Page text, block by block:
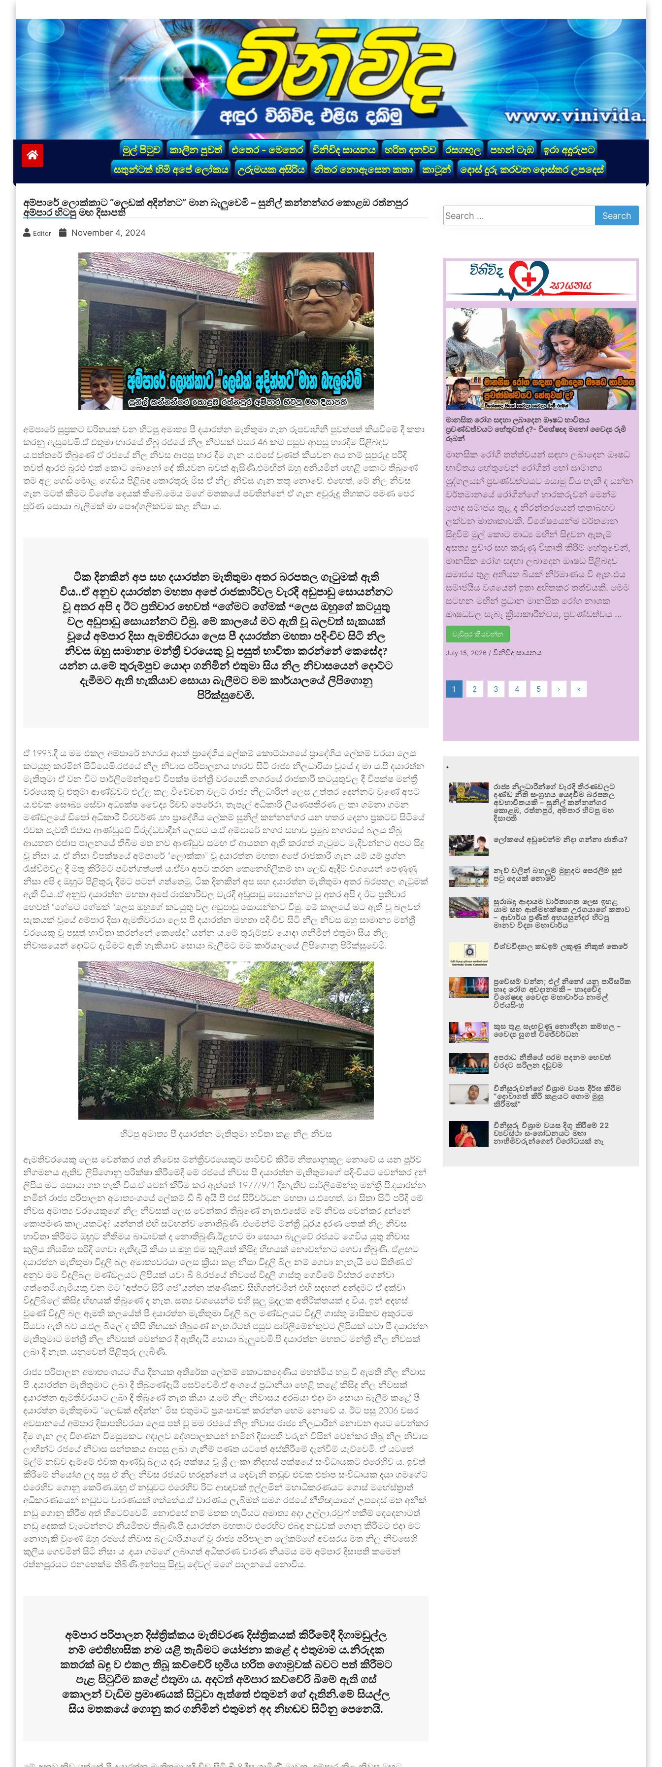
to
content
vinivida.lk
මුල් පිටුව කාලීන පුවත් එතෙර - මෙතෙර විනිවිද සායනය හරිත දනව්ව රසගඟුල පහන් ටැඹ
ඉරා අදුරුපට
සතුන්ටත් හිමි අපේ ලෝකය
උරුමයක අසිරිය නිතර නොඇසෙන කතා කාටූන් දොස් දුරු කරවන දොස්තර උපදෙස්
අම්පාරේ ලොක්කාට “ලෙඩක් අදින්නට” මාන බැලුවෙමි – සුනිල් කන්නන්ගර කොළඹ රත්නපුර
අම්පාර හිටපු මහ දිසාපති
Editor November 4, 2024
අම්පාරේ සුප්‍රකට චරිතයක් වන හිටපු අමාත්‍ය පී දයාරත්න මැතිතුමා ගැන රූපවාහිනී පුවත්පත් කියවීමේ දී කතා
කරනු ඇසුවෙමි.ඒ එතුමා භාරයේ තිබූ රජයේ නිල නිවසක් වසර 46 කට පසුව ආපසු භාරදීම පිළිබඳව
ය.පත්තරේ තිබුණේ ඒ රජයේ නිල නිවස ආපසු භාර දීම ගැන ය.එසේ වුණත් කියවන අය නම් සුපුරුදු පරිදි
තවත් ආරළු බූරළු එක් කොට බොහෝ දේ කියවන බවක් ඇසිණි.එමඟින් ඔහු අනියමින් හෙළි කොට තිබුණේ
තම අල ගෙඩි මොළ ගෙඩිය පිළිබඳ තොරතුරු මිස ඒ නිල නිවස ගැන තතු නොවේ. එහෙත්, මේ නිල නිවස
ගැන මටත් කීමට විශේෂ දෙයක් තිබේ.මෙය මගේ මතකයේ පවතින්නේ ඒ ගැන අවුරුදු තිහකට පමණ පෙර
පූර්ණ සොයා බැලීමක් මා පෞද්ගලිකවම කළ නිසා ය.
ටික දිනකින් අප සහ දයාරත්න මැතිතුමා අතර බරපතල ගැටුමක් ඇති
විය..ඒ අනුව දයාරත්න මහතා අපේ රාජකාරිවල වැරදි අඩුපාඩු සොයන්නට
වූ අතර අපි ද ඊට ප්‍රතිචාර හෙවත් “ගේමට ගේමක් “ලෙස ඔහුගේ කටයුතු
වල අඩුපාඩු සොයන්නට වීමු. මේ කාලයේ මට ඇති වූ බලවත් සැකයක්
වූයේ අම්පාර දිසා ඇමතිවරයා ලෙස පී දයාරත්න මහතා පදිංචිව සිටි නිල
නිවස ඔහු සාමාන්‍ය මන්ත්‍රී වරයෙකු වූ පසුත් භාවිතා කරන්නේ කෙසේද?
යන්න ය.මේ තුරුම්පුව යොදා ගනිමින් එතුමා සිය නිල නිවාසයෙන් දොට්ට
දැමීමට ඇති හැකියාව සොයා බැලීමට මම කාර්යාලයේ ලිපිගොනු
පිරික්සුවෙමි.
ඒ 1995,දී ය මම එකල අම්පාරේ නගරය අයත් ප්‍රාදේශීය ලේකම් කොට්ඨාශයේ ප්‍රාදේශීය ලේකම් වරයා ලෙස
කටයුතු කරමින් සිටියෙමි.රජයේ නිල නිවාස පරිපාලනය භාරව සිටි රාජ්‍ය නිලධාරියා වූයේ ද මා ය.පී දයාරත්න
මැතිතුමා ඒ වන විට පාර්ලිමේන්තුවේ විපක්ෂ මන්ත්‍රී වරයෙකි.නගරයේ රාජකාරී කටයුතුවල දී විපක්ෂ මන්ත්‍රී
වරයෙකු වූ එතුමා ආණ්ඩුවට එල්ල කල විවේචන වලට රාජ්‍ය නිලධාරීන් ලෙස උත්තර දෙන්නට වුණේ අපට
ය.එවක සෞඛ්‍ය සේවා අධ්‍යක්ෂ වෛද්‍ය රිචඩ් පෙරේරා, තැපැල් අධිකාරි ලියණපතිරණ ලංකා ගමනා ගමන
මණ්ඩලයේ ඩිපෝ අධිකාරී වීරවර්ණ ,හා ප්‍රාදේශීය ලේකම් සුනිල් කන්නන්ගර යන හතර දෙනා ප්‍රකටව සිටියේ
එවක පැවති එජාප ආණ්ඩුවේ විරුද්ධවාදීන් ලෙසට ය.ඒ අම්පාරේ නගර සභාව ප්‍රමුඛ නගරයේ බලය තිබූ
ආයතන එජාප පාලනයේ තිබීම මත නව ආණ්ඩුව සමඟ ඒ ආයතන ඇති කරගත් ගැටුමට මැදිවන්නට අපට සිදු
වූ නිසා ය. ඒ නිසා විපක්ෂයේ අම්පාරේ “ලොක්කා” වූ දයාරත්න මහතා අපේ රාජකාරි ගැන යම්‍ යම් ප්‍රශ්න
රැස්වීම්වල දී මතු කිරීමට පටන්ගත්තේ ය.ඒවා අපට කරන කෙනෙහිලිකම් හා ලෙඩ ඇදීම් වශයෙන් පෙණුණු
නිසා අපි ද ඔහුට පිළිතුරු දීමට පටන් ගත්තෙමු. ටික දිනකින් අප සහ දයාරත්න මැතිතුමා අතර බරපතල ගැටුමක්
ඇති විය..ඒ අනුව දයාරත්න මහතා අපේ රාජකාරිවල වැරදි අඩුපාඩු සොයන්නට වූ අතර අපි ද ඊට ප්‍රතිචාර
හෙවත් “ගේමට ගේමක් “ලෙස ඔහුගේ කටයුතු වල අඩුපාඩු සොයන්නට වීමු. මේ කාලයේ මට ඇති වූ බලවත්
සැකයක් වූයේ අම්පාර දිසා ඇමතිවරයා ලෙස පී දයාරත්න මහතා පදිංචිව සිටි නිල නිවස ඔහු සාමාන්‍ය මන්ත්‍රී
වරයෙකු වූ පසුත් භාවිතා කරන්නේ කෙසේද? යන්න ය.මේ තුරුම්පුව යොදා ගනිමින් එතුමා සිය නිල
නිවාසයෙන් දොට්ට දැමීමට ඇති හැකියාව සොයා බැලීමට මම කාර්යාලයේ ලිපිගොනු පිරික්සුවෙමි.
හිටපු අමාත්‍ය පී දයාරත්න මැතිතුමා භවිතා කළ නිල නිවස
ඇමතිවරයෙකු ලෙස වෙන්කර ගත් නිවෙස මන්ත්‍රීවරයෙකුට පාවිච්චි කිරීම නීත්‍යානුකූල නොවේ ය යන පූර්ව
නිගමනය ඇතිව ලිපිගොනු පරීක්ෂා කිරීමේදී මේ රජයේ නිවස පී දයාරත්න මැතිතුමාගේ පදිංචියට වෙන්කර දුන්
ලිපිය මට සොයා ගත හැකි විය.ඒ වෙන් කිරීම කර ඇත්තේ 1977/9/1 දිනැතිව පාර්ලිමේන්තු මන්ත්‍රී පී.දයාරත්න
නමින් රාජ්‍ය පරිපාලන අමාත්‍යංශයේ ලේකම් ඩී බී අයි පී එස් සිරිවර්ධන මහතා ය.එහෙත්, මා සිතා සිටි පරිදි මේ
නිවස අමාත්‍ය වරයෙකුගේ නිල නිවසක් ලෙස වෙන්කර තිබුණේ නැත.එසේම මේ නිවස වෙන්කර දුන්නේ
කොපමණ කාලයකටද? යන්නත් එහි සටහන්ව නොතිබුණි .එමෙන්ම මන්ත්‍රී ධුරය දරණ තෙක් නිල නිවස
භාවිතා කිරීමට ඔහුට නීතිමය බාධාවක් ද නොතිබුණි.ඊළඟට මා සොයා බැලුවේ රජයට ගෙවිය යුතු නිවාස
කුලිය නියමිත පරිදි ගෙවා ඇතිදැයි කියා ය.ඔහු එම කුලියත් කිසිදු හිඟයක් නොවන්නට ගෙවා තිබුණි. ඒළඟට
දයාරත්න මැතිතුමා විදුලි බල අමාත්‍යවරයා ලෙස ක්‍රියා කළ නිසා විදුලි බිල නම් ගෙවා නැතැයි මට සිතිණ.ඒ
අනුව මම විදුලිබල මණ්ඩලයට ලිපියක් යවා බී 8,රජයේ නිවසේ විදුලි ගාස්තු ගෙවීමේ විස්තර ගෙන්වා
ගත්තෙමි.ගැමියකු වන මට “අප්පට සිරි ගජ”යන්න ක්ෂණිකව සිහිගන්වමින් එහි සඳහන් අන්දමට ඒ දක්වා
විදුලිබිලේ කිසිදු හිඟයක් තිබුණේ ද නැත. සත්‍ය වශයෙන්ම එහි සුලු මුදලක අතිරික්තයක් ද විය. ඉන් අදහස්
වුණේ විදුලි බල ඇමති කලයේත් පී දයාරත්න මැතිතුමා විදුලි බල මණ්ඩලයට විදුලි ගාස්තු මාසිකව අකුරටම
පියවා ඇති බව ය.ජල බිලේ ද කිසි හිඟයක් තිබුණේ නැත.ඊටත් පසුව පාර්ලිමේන්තුවට ලිපියක් යවා පී දයාරත්න
මැතිතුමාට මන්ත්‍රී නිල නිවසක් වෙන්කර දී ඇතිදැයි සොයා බැලුවෙමි.පි දයාරත්න මහතට මන්ත්‍රී නිල නිවසක්
ලබා දී නැත. යනුවෙන් පිළිතුරු ලැබිණි.
රාජ්‍ය පරිපාලන අමාත්‍යංශයට ගිය දිනයක අතිරේක ලේකම් කොටකදෙණිය මහත්මිය හමු වී ඇමති නිල නිවාස
පී .දයාරත්න මැතිතුමාට ලබා දී තිබුණේදැයි සෙව්වෙමි.ඒ අංශයේ ප්‍රධානියා හෙළි කළේ කිසිදු නිල නිවසක්
දයාරත්න ඇමතිවරයාට ලබා දී තිබුණේ නැත කියා ය.මේ නිල නිවාසය අරබයා එදා මා සොයා බැලීම් කළේ පී
දයාරත්න මැතිතුමාට “ලෙඩක් අදින්න” මිස එතුමාට ප්‍රශංසාවක් කරන්න හෙම නොවේ ය. ඊට පසු 2006 වසර
අවසානයේ අම්පාර දිසාපතිවරයා ලෙස පත් වූ මම රජයේ නිල නිවාස රාජ්‍ය නිලධාරීන් නොවන අයට වෙන්කර
දීම ගැන ලද විගණන විමසුමකට අදාලව දේශපාලකයන් නමින් දිසාපති වරුන් විසින් වෙන්කර තිබූ නිල නිවාස
ලාභීන්ට රජයේ නිවාස සන්‍තකය ආපසු ලබා ගැනීම් පණත යටතේ අස්කිරීමේ දැන්වීම් යැව්වෙමි. ඒ යටතේ
මුල්ම නඩුව දැම්මේ එවක ආණ්ඩු බලය දරූ පක්ෂය වූ ශ්‍රී ලංකා නිදහස් පක්ෂයේ සංවිධායකට එරෙහිව ය. ඉවත්
කිරීමේ නියෝග ලද පසු ඒ නිල නිවස රජයට භරදුන්නේ ය දෙවැනි නඩුව එවක එජාප සංවිධායක දයා ගමගේට
එරෙහිව ගොනු කෙරිණ.ඔහු ඒ නඩුවට එරෙහිව රිට් ආඥාවක් ඉල්ලමින් මහාධිකරණයට ගොස් මහේස්ත්‍රාත්
අධිකරණයෙන් නඩුවට වාරණයක් ගත්තේය.ඒ වාරණය ලැබීමත් සමග රජයේ නීතිඥයාගේ උපදෙස් මත අනික්
නඩු ගොනු කිරීම අත් හිටෙව්වෙමි. නොඑසේ නම් මතක හැටියට අමාත්‍ය අදා උල්ලා,රවුෆ් හකීම් දෙදෙනාටත්
නඩු දෙකක් වැටෙන්නට නියමිතව තිබුණි.පී දයාරත්න මහතාට එරෙහිව එබඳු නඩුවක් ගොනු කිරීමට එදා මට
නොහැකි වුණේ ඔහු රජයේ නිවාස බලධාරියාගේ වූ රාජ්‍ය පරිපාලන ලේකම්ගේ අවසරය මත නිල නිවසෙහි
කුලිය ගෙවමින් සිටි නිසා ය .දයා ගමගේ ලබාගත් අධිකරණ වාරණ නියමය මම අම්පාර දිසාපති කමෙන්
රත්නපුරයට එනතෙක්ම තිබිණි.ඉන්පසු සිදුවූ දේවල් මගේ පාලනයේ නොවීය.
අම්පාර පරිපාලන දිස්ත්‍රික්කය මැතිවරණ දිස්ත්‍රිකයක් කිරීමේදී දිගාමඩුල්ල
නම් ඓතිහාසික නම යළි තැබීමට යෝජනා කළේ ද එතුමාම ය.නිරුදක
කතරක් බඳු ව එකල තිබූ කච්චේරි භූමිය හරිත ගොමුවක් බවට පත් කිරීමට
පැළ සිටුවීම කළේ එතුමා ය. අදටත් අම්පාර කච්චේරි බිමේ ඇති ගස්
කොලන් වැඩිම ප්‍රමාණයක් සිටුවා ඇත්තේ එතුමන් ගේ දෑතිනි.මේ සියල්ල
සිය මතකයේ ගොනු කර ගනිමින් එතුමන් අද නිහඬව සිටිනු පෙනෙයි.
මානසික රෝග සඳහා ලබාදෙන ඖෂධ භාවිතය
ප්‍රචණ්ඩත්වයට හේතුවක් ද?- විශේෂඥ මනෝ වෛද්‍ය රූමි
රූබන්
මානසික රෝගී තත්ත්වයන් සඳහා ලබාදෙන ඖෂධ
භාවිතය හේතුවෙන් රෝගීන් හෝ සාමාන්‍ය
පුද්ගලයන් ප්‍රචණ්ඩත්වයට යොමු විය හැකි ද යන්න
වර්තමානයේ රෝගීන්ගේ භාරකරුවන් මෙන්ම
පොදු සමාජය තුළ ද නිරන්තරයෙන් කතාබහට
ලක්වන මාතෘකාවකි. විශේෂයෙන්ම වර්තමාන
සිදුවීම් මුල් කොට මාධ්‍ය මඟින් සිදුවන ඇතැම්
අසත්‍ය ප්‍රචාර සහ කරුණු විකෘති කිරීම් හේතුවෙන්,
මානසික රෝග සඳහා ලබාදෙන ඖෂධ පිළිබඳව
සමාජය තුළ අනියත බියක් නිර්මාණය වී ඇත.එය
සමාජයීය වශයෙන් ඉතා අහිතකර තත්වයකි. මෙම
සටහන මඟින් ප්‍රධාන මානසික රෝග නාශක
ඖෂධවල සැබෑ ක්‍රියාකාරීත්වය, ප්‍රචණ්ඩත්වය …
වැඩිපුර කියවන්න
July 15, 2026 /විනිවිද සායනය
1 2 3 4 5 › »
.
රාජ්‍ය නිලධාරීන්ගේ වැරදි තීරණවලට
දණ්ඩ නීති සංග්‍රහය යෙදවීම බරපතල
අවභාවිතයකි – සුනිල් කන්නන්ගර
කොළඹ, රත්නපුර, අම්පාර හිටපු මහ
දිසාපති
ලෝකයේ අඩුවෙන්ම නිදා ගන්නා ජාතිය?
නැව් වලින් බහලුම් මුහුදට පෙරලීම සුළු
පටු දෙයක් නොවේ
සුරාබදු ආදායම වාර්තාගත ලෙස ඉහළ
යාම සහ ආත්මභක්ෂක උරගයාගේ කතාව
– ආචාර්ය ප්‍රණීත් අභයසුන්දර හිටපු
මානව විද්‍යා මහාචාර්ය
විශ්වවිද්‍යාල කඩඉම් ලකුණු නිකුත් කෙරේ
ප්‍රවේසම් වන්න; එල් නිනෝ යනු පාරිසරික
හෘද රෝග අවදානමකි – හෘදවේද
විශේෂඥ වෛද්‍ය මහාචාර්ය නාමල්
විජයසිංහ
කුස තුළ සැඟවුණු නොනිදන කම්හල –
වෛද්‍ය සුගත් විජේවර්ධන
අපරාධ නීතියේ පරම පදනම හෙවත්
වරදට සරිලන දඬුවම
විනිසුරුවන්ගේ විශ්‍රාම වයස දීර්ඝ කිරීම
“දොවාගත් කිරි කළයට ගොම මුසු
කිරීමක්”
විනිසුරු විශ්‍රාම වයස දිගු කිරීමේ 22
ව්‍යවස්ථා සංශෝධනයට මහා
නාහිමිවරුන්ගෙන් විරෝධයක් නෑ